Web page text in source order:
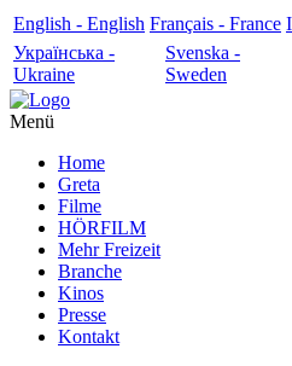
English - English Français - France
Українська -
Ukraine
Svenska -
Sweden
Menü
Home
Greta
Filme
HÖRFILM
Mehr Freizeit
Branche
Kinos
Presse
Kontakt